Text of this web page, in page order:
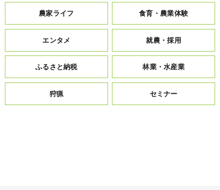
農家ライフ 食育・農業体験
エンタメ 就農・採用
ふるさと納税 林業・水産業
狩猟 セミナー